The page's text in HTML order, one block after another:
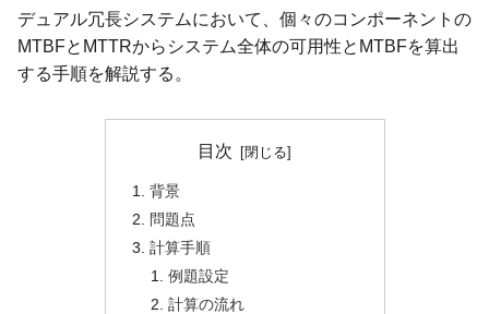
デュアル冗長システムにおいて、個々のコンポーネントの
MTBFとMTTRからシステム全体の可用性とMTBFを算出
する手順を解説する。
目次
背景
問題点
計算手順
例題設定
計算の流れ